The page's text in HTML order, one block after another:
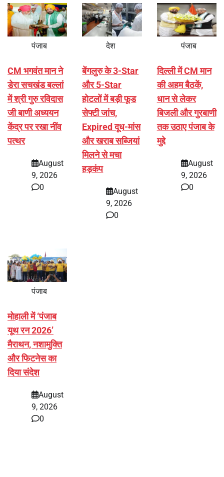
पंजाब
CM भगवंत मान ने
डेरा सचखंड बल्लां
में श्री गुरु रविदास
जी बाणी अध्ययन
केंद्र पर रखा नींव
पत्थर
August
9, 2026
0
देश
बेंगलुरु के 3-Star
और 5-Star
होटलों में बड़ी फूड
सेफ्टी जांच,
Expired दूध-मांस
और खराब सब्जियां
मिलने से मचा
हड़कंप
August
9, 2026
0
पंजाब
दिल्ली में CM मान
की अहम बैठकें,
धान से लेकर
बिजली और गुरबाणी
तक उठाए पंजाब के
मुद्दे
August
9, 2026
0
पंजाब
मोहाली में ‘पंजाब
यूथ रन 2026’
मैराथन, नशामुक्ति
और फिटनेस का
दिया संदेश
August
9, 2026
0